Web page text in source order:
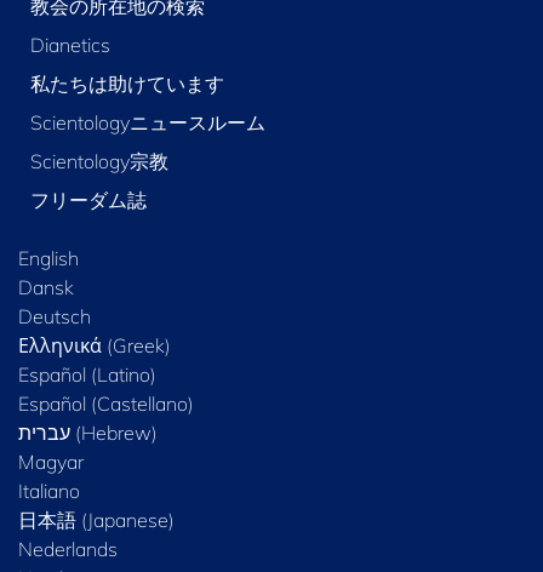
教会の所在地の検索
Dianetics
私たちは助けています
Scientologyニュースルーム
Scientology宗教
フリーダム誌
English
Dansk
Deutsch
Ελληνικά (Greek)
Español (Latino)
Español (Castellano)
Magyar
Italiano
日本語 (Japanese)
Nederlands